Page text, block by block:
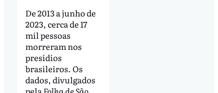
De 2013 a junho de
2023, cerca de 17
mil pessoas
morreram nos
presídios
brasileiros. Os
dados, divulgados